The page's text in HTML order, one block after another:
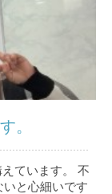
。
ています。 不
と心細いです